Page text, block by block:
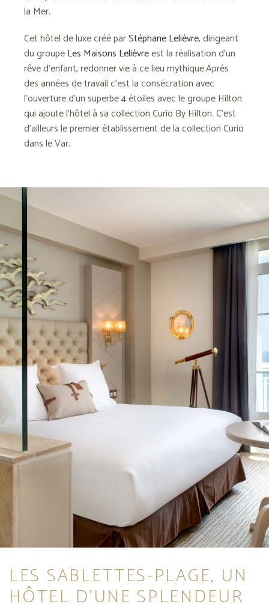
la Mer.
Cet hôtel de luxe créé parStéphane Lelièvre, dirigeant
du groupeLes Maisons Lelièvreest la réalisation d’un
rêve d’enfant, redonner vie à ce lieu mythique.Après
des années de travail c’est la consécration avec
l’ouverture d’un superbe 4 étoiles avec le groupe Hilton
qui ajoute l’hôtel à sa collection Curio By Hilton. C’est
d’ailleurs le premier établissement de la collection Curio
dans le Var.
LES SABLETTES-PLAGE, UN
HÔTEL D’UNE SPLENDEUR